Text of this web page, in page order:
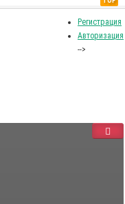
Регистрация
Авторизация
-->